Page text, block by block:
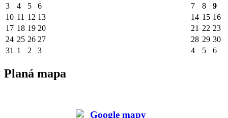
3 4 5 6 7 8
9
10 11 12 13 14 15 16
17 18 19 20 21 22 23
24 25 26 27 28 29 30
31 1 2 3 4 5 6
Planá mapa